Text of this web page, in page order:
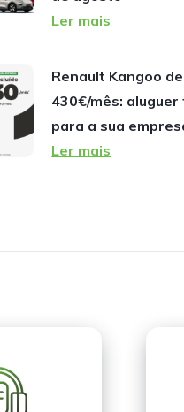
Ler mais
Renault Kangoo
430€/mês: aluguer
para a sua
Ler mais